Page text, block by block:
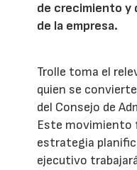
de crecimiento y
de la empresa.
Trolle toma el
quien se
del Consejo de
Este movimiento
estrategia
ejecutivo